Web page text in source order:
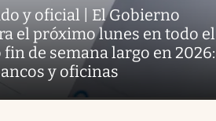
y oficial | El Gobierno
el próximo lunes en todo el
de semana largo en 2026:
y oficinas